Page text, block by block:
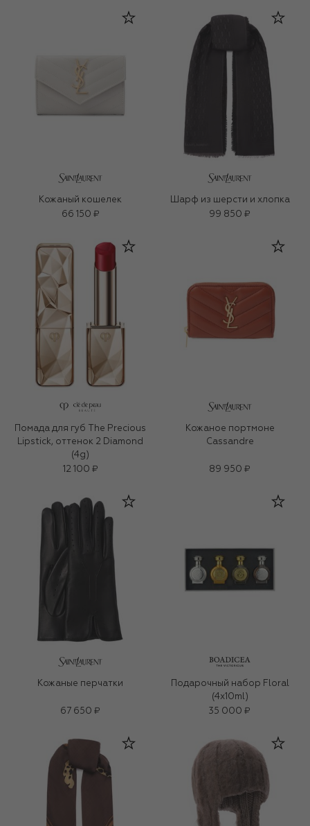
Кожаный кошелек
66 150 ₽
Шарф из шерсти и хлопка
99 850 ₽
Помада для губ The Precious
Lipstick, оттенок 2 Diamond
(4g)
12 100 ₽
Кожаное портмоне
Cassandre
89 950 ₽
Кожаные перчатки
67 650 ₽
Подарочный набор Floral
(4x10ml)
35 000 ₽